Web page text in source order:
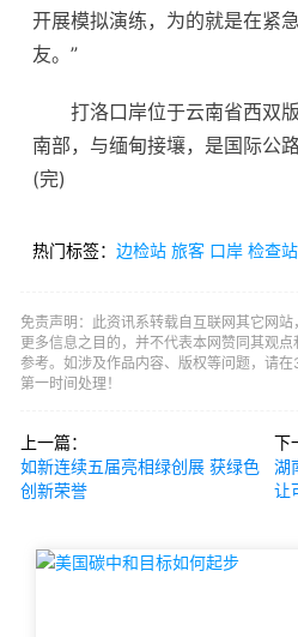
开展模拟演练，为的就是在紧
友。”
打洛口岸位于云南省西双
南部，与缅甸接壤，是国际公
(完)
热门标签： 边检站 旅客 口岸 检查站
免责声明：此资讯系转载自互联网其它网
更多信息之目的，并不代表本网赞同其观
参考。如涉及作品内容、版权等问题，请
第一时间处理！
上一篇：
如新连续五届亮相绿创展 获绿色
创新荣誉
下
湖
让